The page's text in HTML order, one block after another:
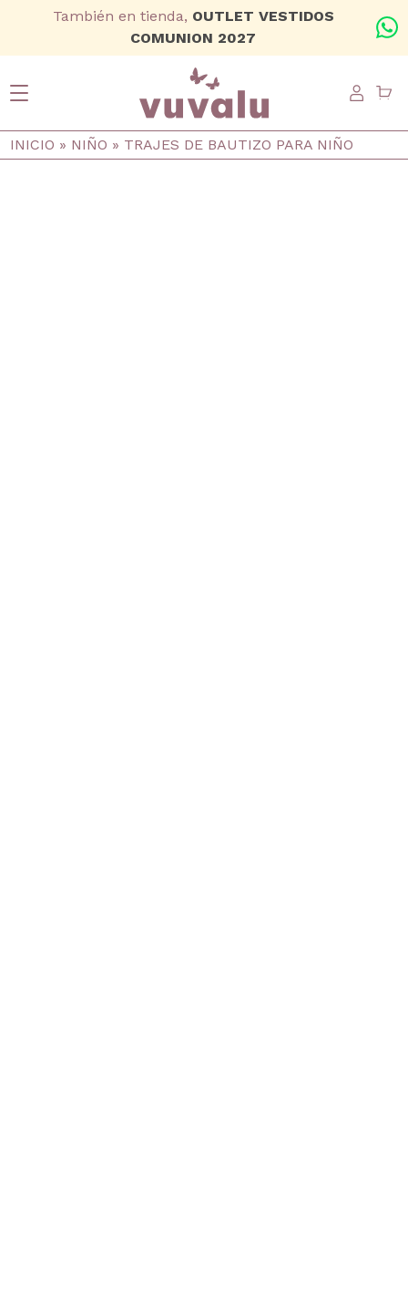
Ir al contenido principal
También en tienda, OUTLET VESTIDOS
COMUNION 2027
Ruta de navegación
INICIO NIÑO TRAJES DE BAUTIZO PARA NIÑO